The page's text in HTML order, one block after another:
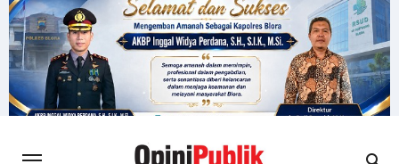
Skip
to
content